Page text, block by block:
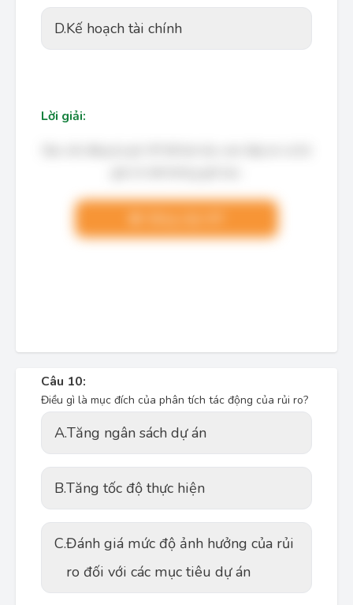
D.Kế hoạch tài chính
Lời giải:
Câu 10:
Điều gì là mục đích của phân tích tác động của rủi ro?
A.Tăng ngân sách dự án
B.Tăng tốc độ thực hiện
C.Đánh giá mức độ ảnh hưởng của rủi
ro đối với các mục tiêu dự án